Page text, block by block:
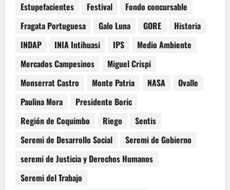
Estupefacientes
Festival
Fondo concursable
Fragata Portuguesa
Galo Luna GORE
Historia
INDAP
INIA Intihuasi IPS
Medio Ambiente
Mercados Campesinos
Miguel Crispi
Monserrat Castro
Monte Patria NASA
Ovalle
Paulina Mora
Presidente Boric
Región de Coquimbo
Riego
Sentis
Seremi de Desarrollo Social
Seremi de Gobierno
seremi de Justicia y Derechos Humanos
Seremi del Trabajo